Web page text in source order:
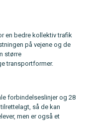
en bedre kollektiv trafik
på vejene og de
større
transportformer.
forbindelseslinjer og 28
så de kan
men er også et